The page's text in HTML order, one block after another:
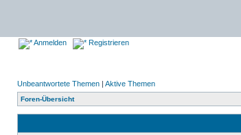
Anmelden Registrieren
Unbeantwortete Themen | Aktive Themen
Foren-Übersicht